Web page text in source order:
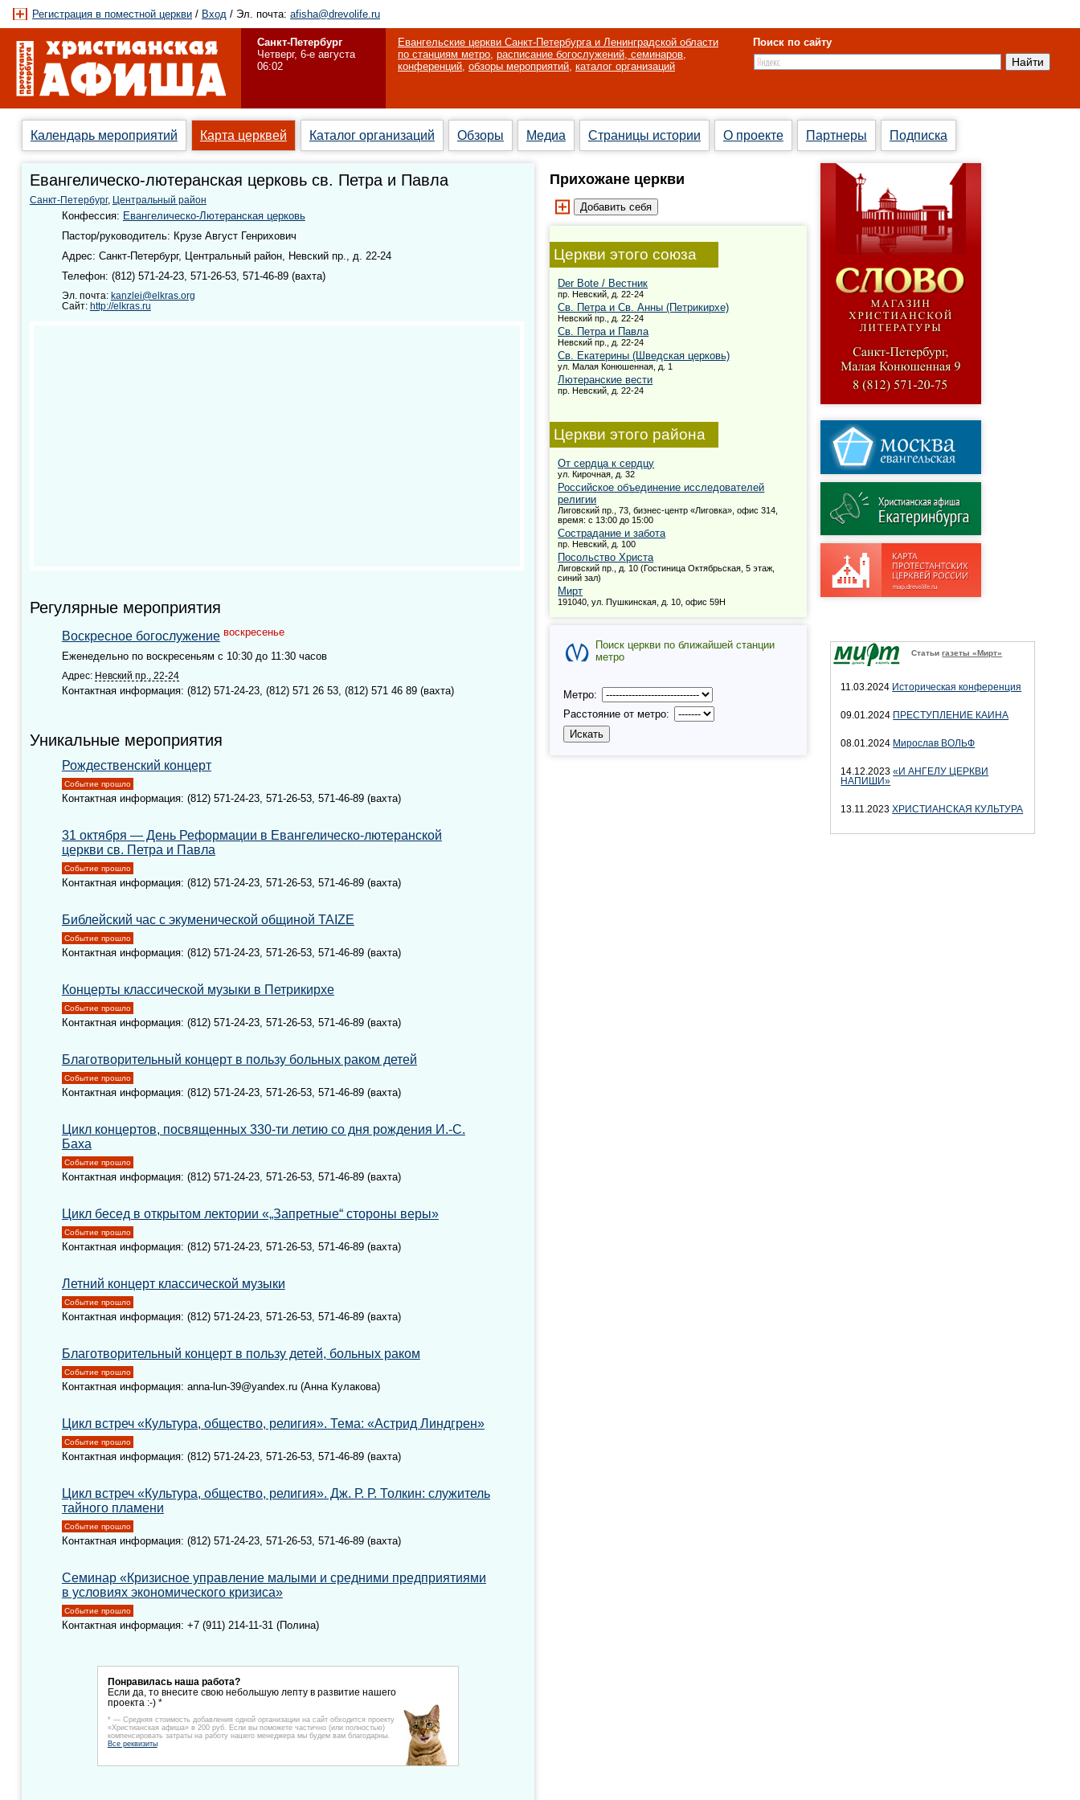
Регистрация в поместной церкви / Вход / Эл. почта: afisha@drevolife.ru
Санкт-Петербург
Четверг, 6-е августа
06:02
Евангельские церкви Санкт-Петербурга и Ленинградской области
по станциям метро, расписание богослужений, семинаров,
конференций, обзоры мероприятий, каталог организаций
Поиск по сайту
Календарь мероприятий Карта церквей Каталог организаций Обзоры Медиа Страницы истории О проекте Партнеры Подписка
Евангелическо-лютеранская церковь св. Петра и Павла
Санкт-Петербург, Центральный район
Конфессия: Евангелическо-Лютеранская церковь
Пастор/руководитель: Крузе Август Генрихович
Адрес: Санкт-Петербург, Центральный район, Невский пр., д. 22-24
Телефон: (812) 571-24-23, 571-26-53, 571-46-89 (вахта)
Эл. почта: kanzlei@elkras.org
Сайт: http://elkras.ru
Регулярные мероприятия
Воскресное богослужение воскресенье
Еженедельно по воскресеньям с 10:30 до 11:30 часов
Адрес: Невский пр., 22-24
Контактная информация: (812) 571-24-23, (812) 571 26 53, (812) 571 46 89 (вахта)
Уникальные мероприятия
Рождественский концерт
Событие прошло
Контактная информация: (812) 571-24-23, 571-26-53, 571-46-89 (вахта)
31 октября — День Реформации в Евангелическо-лютеранской
церкви св. Петра и Павла
Событие прошло
Контактная информация: (812) 571-24-23, 571-26-53, 571-46-89 (вахта)
Библейский час с экуменической общиной TAIZE
Событие прошло
Контактная информация: (812) 571-24-23, 571-26-53, 571-46-89 (вахта)
Концерты классической музыки в Петрикирхе
Событие прошло
Контактная информация: (812) 571-24-23, 571-26-53, 571-46-89 (вахта)
Благотворительный концерт в пользу больных раком детей
Событие прошло
Контактная информация: (812) 571-24-23, 571-26-53, 571-46-89 (вахта)
Цикл концертов, посвященных 330-ти летию со дня рождения И.-С.
Баха
Событие прошло
Контактная информация: (812) 571-24-23, 571-26-53, 571-46-89 (вахта)
Цикл бесед в открытом лектории «„Запретные“ стороны веры»
Событие прошло
Контактная информация: (812) 571-24-23, 571-26-53, 571-46-89 (вахта)
Летний концерт классической музыки
Событие прошло
Контактная информация: (812) 571-24-23, 571-26-53, 571-46-89 (вахта)
Благотворительный концерт в пользу детей, больных раком
Событие прошло
Контактная информация: anna-lun-39@yandex.ru (Анна Кулакова)
Цикл встреч «Культура, общество, религия». Тема: «Астрид Линдгрен»
Событие прошло
Контактная информация: (812) 571-24-23, 571-26-53, 571-46-89 (вахта)
Цикл встреч «Культура, общество, религия». Дж. Р. Р. Толкин: служитель
тайного пламени
Событие прошло
Контактная информация: (812) 571-24-23, 571-26-53, 571-46-89 (вахта)
Семинар «Кризисное управление малыми и средними предприятиями
в условиях экономического кризиса»
Событие прошло
Контактная информация: +7 (911) 214-11-31 (Полина)
Понравилась наша работа?
Если да, то внесите свою небольшую лепту в развитие нашего
проекта :-) *
* — Средняя стоимость добавления одной организации на сайт обходится проекту
«Христианская афиша» в 200 руб. Если вы поможете частично (или полностью)
компенсировать затраты на работу нашего менеджера мы будем вам благодарны.
Все реквизиты
Прихожане церкви
Церкви этого союза
Der Bote / Вестник
пр. Невский, д. 22-24
Св. Петра и Св. Анны (Петрикирхе)
Невский пр., д. 22-24
Св. Петра и Павла
Невский пр., д. 22-24
Св. Екатерины (Шведская церковь)
ул. Малая Конюшенная, д. 1
Лютеранские вести
пр. Невский, д. 22-24
Церкви этого района
От сердца к сердцу
ул. Кирочная, д. 32
Российское объединение исследователей
религии
Лиговский пр., 73, бизнес-центр «Лиговка», офис 314,
время: с 13:00 до 15:00
Сострадание и забота
пр. Невский, д. 100
Посольство Христа
Лиговский пр., д. 10 (Гостиница Октябрьская, 5 этаж,
синий зал)
Мирт
191040, ул. Пушкинская, д. 10, офис 59Н
Поиск церкви по ближайшей станции
метро
Метро:
Расстояние от метро:
Статьигазеты «Мирт»
11.03.2024 Историческая конференция
09.01.2024 ПРЕСТУПЛЕНИЕ КАИНА
08.01.2024 Мирослав ВОЛЬФ
14.12.2023«И АНГЕЛУ ЦЕРКВИ
НАПИШИ»
13.11.2023ХРИСТИАНСКАЯ КУЛЬТУРА